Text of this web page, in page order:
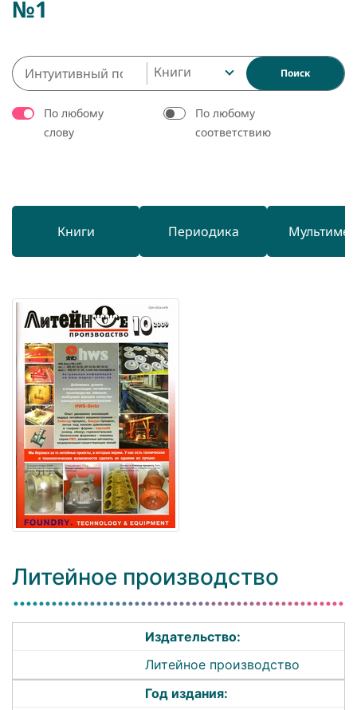
№1
Книги Поиск
По любому
слову
По любому
соответствию
Книги Периодика
Литейное производство
Издательство:
Литейное производство
Год издания: